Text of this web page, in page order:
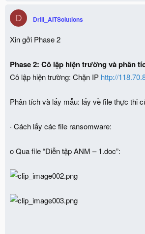
D Drill_AITSolutions
Xin gởi Phase 2
Phase 2: Cô lập hiện trường và phân
Cô lập hiện trường: Chặn IP http://
Phân tích và lấy mẫu: lấy về file thực thi
· Cách lấy các file ransomware:
o Qua file “Diễn tập ANM – 1.doc”: